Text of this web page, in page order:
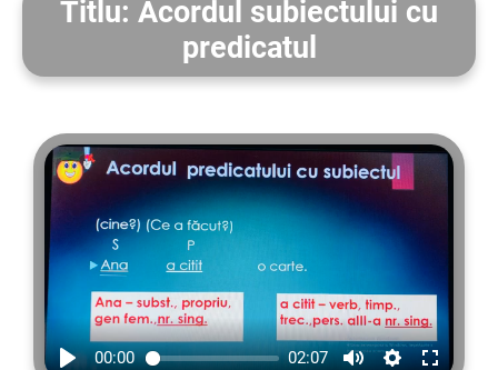
Titlu: Acordul subiectului cu
predicatul
00:00 02:07